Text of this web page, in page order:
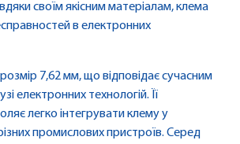
своїм якісним матеріалам, клема
в електронних
7,62 мм, що відповідає сучасним
електронних технологій. Її
легко інтегрувати клему у
промислових пристроїв. Серед